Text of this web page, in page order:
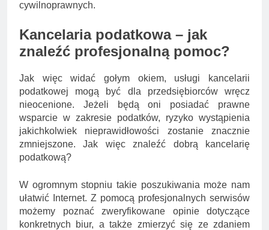
cywilnoprawnych.
Kancelaria podatkowa – jak
znaleźć profesjonalną pomoc?
Jak więc widać gołym okiem, usługi kancelarii
podatkowej mogą być dla przedsiębiorców wręcz
nieocenione. Jeżeli będą oni posiadać prawne
wsparcie w zakresie podatków, ryzyko wystąpienia
jakichkolwiek nieprawidłowości zostanie znacznie
zmniejszone. Jak więc znaleźć dobrą kancelarię
podatkową?
W ogromnym stopniu takie poszukiwania może nam
ułatwić Internet. Z pomocą profesjonalnych serwisów
możemy poznać zweryfikowane opinie dotyczące
konkretnych biur, a także zmierzyć się ze zdaniem